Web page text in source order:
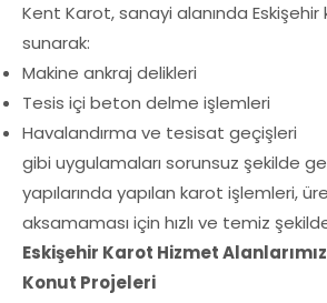
Kent Karot, sanayi alanında
sunarak:
Makine ankraj delikleri
Tesis içi beton delme işlemleri
Havalandırma ve tesisat geçişleri
gibi uygulamaları sorunsuz şekilde
yapılarında yapılan karot işlemleri,
aksamaması için hızlı ve temiz
Eskişehir Karot Hizmet Alanlarımız
Konut Projeleri